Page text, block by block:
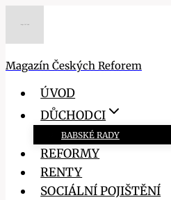
Magazín Českých Reforem
ÚVOD
DŮCHODCI
BABSKÉ RADY
REFORMY
RENTY
SOCIÁLNÍ POJIŠTĚNÍ